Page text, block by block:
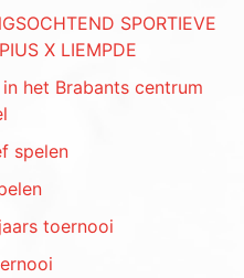
SPORTIEVE
X LIEMPDE
het Brabants centrum
spelen
toernooi